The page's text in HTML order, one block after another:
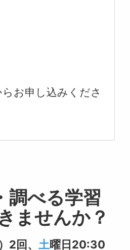
お申し込みくださ
調べる学習
ませんか？
2回、土曜日20:30